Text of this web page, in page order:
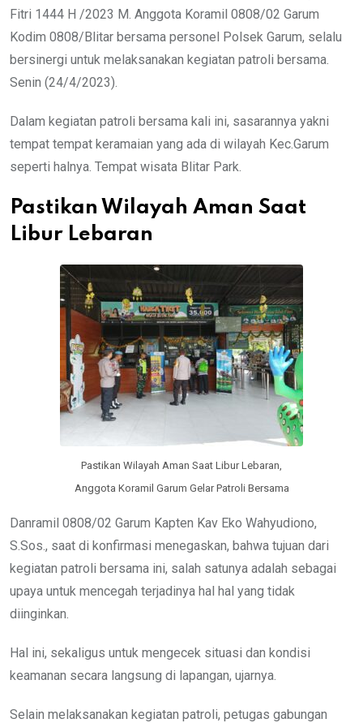
Fitri 1444 H /2023 M. Anggota Koramil 0808/02 Garum
Kodim 0808/Blitar bersama personel Polsek Garum, selalu
bersinergi untuk melaksanakan kegiatan patroli bersama.
Senin (24/4/2023).
Dalam kegiatan patroli bersama kali ini, sasarannya yakni
tempat tempat keramaian yang ada di wilayah Kec.Garum
seperti halnya. Tempat wisata Blitar Park.
Pastikan Wilayah Aman Saat
Libur Lebaran
Pastikan Wilayah Aman Saat Libur Lebaran,
Anggota Koramil Garum Gelar Patroli Bersama
Danramil 0808/02 Garum Kapten Kav Eko Wahyudiono,
S.Sos., saat di konfirmasi menegaskan, bahwa tujuan dari
kegiatan patroli bersama ini, salah satunya adalah sebagai
upaya untuk mencegah terjadinya hal hal yang tidak
diinginkan.
Hal ini, sekaligus untuk mengecek situasi dan kondisi
keamanan secara langsung di lapangan, ujarnya.
Selain melaksanakan kegiatan patroli, petugas gabungan